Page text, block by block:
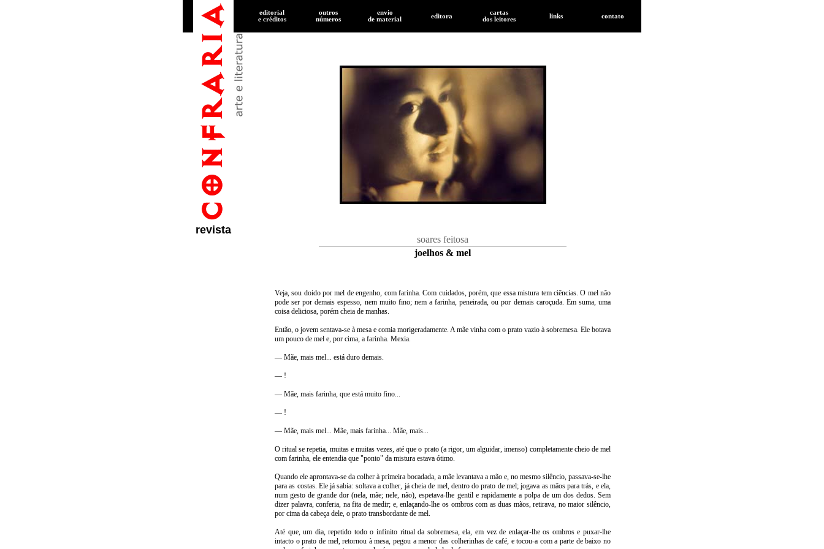
revista
editorial
e créditos
outros
números
envio
de material editora
cartas
dos leitores
links contato
soares feitosa
joelhos & mel
Veja, sou doido por mel de engenho, com farinha. Com cuidados, porém, que essa mistura tem ciências. O mel não
pode ser por demais espesso, nem muito fino; nem a farinha, peneirada, ou por demais caroçuda. Em suma, uma
coisa deliciosa, porém cheia de manhas.
Então, o jovem sentava-se à mesa e comia morigeradamente. A mãe vinha com o prato vazio à sobremesa. Ele botava
um pouco de mel e, por cima, a farinha. Mexia.
— Mãe, mais mel... está duro demais.
— !
— Mãe, mais farinha, que está muito fino...
— !
— Mãe, mais mel... Mãe, mais farinha... Mãe, mais...
O ritual se repetia, muitas e muitas vezes, até que o prato (a rigor, um alguidar, imenso) completamente cheio de mel
com farinha, ele entendia que "ponto" da mistura estava ótimo.
Quando ele aprontava-se da colher à primeira bocadada, a mãe levantava a mão e, no mesmo silêncio, passava-se-lhe
para as costas. Ele já sabia: soltava a colher, já cheia de mel, dentro do prato de mel; jogava as mãos para trás, e ela,
num gesto de grande dor (nela, mãe; nele, não), espetava-lhe gentil e rapidamente a polpa de um dos dedos. Sem
dizer palavra, conferia, na fita de medir; e, enlaçando-lhe os ombros com as duas mãos, retirava, no maior silêncio,
por cima da cabeça dele, o prato transbordante de mel.
Até que, um dia, repetido todo o infinito ritual da sobremesa, ela, em vez de enlaçar-lhe os ombros e puxar-lhe
intacto o prato de mel, retornou à mesa, pegou a menor das colherinhas de café, e tocou-a com a parte de baixo no